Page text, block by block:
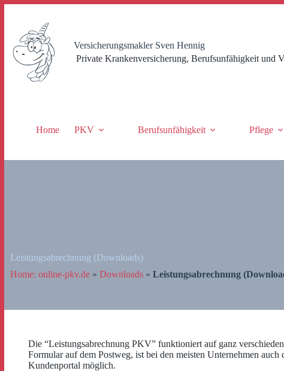
springen
Versicherungsmakler Sven Hennig
Private Krankenversicherung, Berufsunfähigkeit und
Home PKV Berufsunfähigkeit Pflege
Leistungsabrechnung (Downloads)
Home: online-pkv.de » Downloads » Leistungsabrechnung
Die “Leistungsabrechnung PKV” funktioniert auf ganz
Formular auf dem Postweg, ist bei den meisten Unternehmen
Kundenportal möglich.